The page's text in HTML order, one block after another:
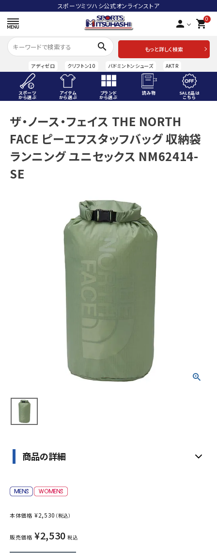
スポーツミツハシ公式オンラインストア
person 0
shopping_cart
search
もっと詳しく検索
アディゼロ クリフトン10 バドミントンシューズ AKTR
スポーツ
から選ぶ
アイテム
から選ぶ
ブランド
から選ぶ
読み物 SALE品は
こちら
ACCOUNT MENU
ようこそ ゲスト 様
meeting_room ログイン person 会員登録
スポーツから選ぶ
プライバシーポリシー
ザ・ノース・フェイス THE NORTH
FACE ピーエフスタッフバッグ 収納袋
ランニング ユニセックス NM62414-
SE
商品の詳細
本体価格 ¥2,530 （税込）
販売価格 ¥2,530 税込